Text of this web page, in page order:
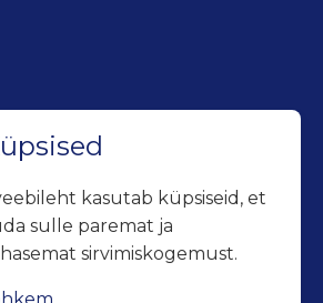
kasutab küpsiseid, et
sulle paremat ja
sirvimiskogemust.